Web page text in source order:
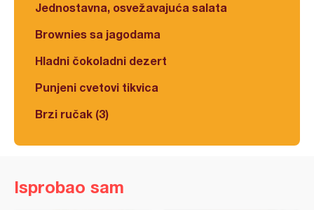
Jednostavna, osvežavajuća salata
Brownies sa jagodama
Hladni čokoladni dezert
Punjeni cvetovi tikvica
Brzi ručak (3)
Isprobao sam